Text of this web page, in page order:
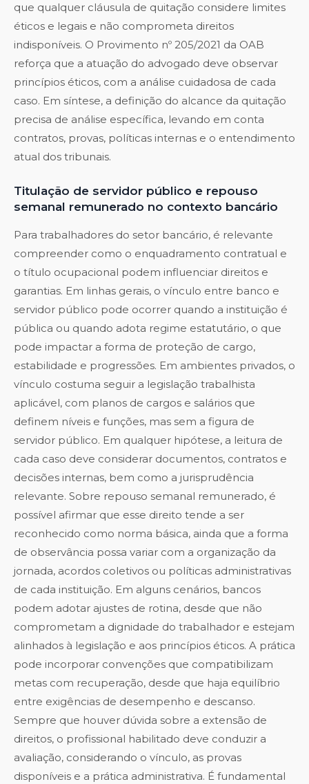
que qualquer cláusula de quitação considere limites
éticos e legais e não comprometa direitos
indisponíveis. O Provimento nº 205/2021 da OAB
reforça que a atuação do advogado deve observar
princípios éticos, com a análise cuidadosa de cada
caso. Em síntese, a definição do alcance da quitação
precisa de análise específica, levando em conta
contratos, provas, políticas internas e o entendimento
atual dos tribunais.
Titulação de servidor público e repouso
semanal remunerado no contexto bancário
Para trabalhadores do setor bancário, é relevante
compreender como o enquadramento contratual e
o título ocupacional podem influenciar direitos e
garantias. Em linhas gerais, o vínculo entre banco e
servidor público pode ocorrer quando a instituição é
pública ou quando adota regime estatutário, o que
pode impactar a forma de proteção de cargo,
estabilidade e progressões. Em ambientes privados, o
vínculo costuma seguir a legislação trabalhista
aplicável, com planos de cargos e salários que
definem níveis e funções, mas sem a figura de
servidor público. Em qualquer hipótese, a leitura de
cada caso deve considerar documentos, contratos e
decisões internas, bem como a jurisprudência
relevante. Sobre repouso semanal remunerado, é
possível afirmar que esse direito tende a ser
reconhecido como norma básica, ainda que a forma
de observância possa variar com a organização da
jornada, acordos coletivos ou políticas administrativas
de cada instituição. Em alguns cenários, bancos
podem adotar ajustes de rotina, desde que não
comprometam a dignidade do trabalhador e estejam
alinhados à legislação e aos princípios éticos. A prática
pode incorporar convenções que compatibilizam
metas com recuperação, desde que haja equilíbrio
entre exigências de desempenho e descanso.
Sempre que houver dúvida sobre a extensão de
direitos, o profissional habilitado deve conduzir a
avaliação, considerando o vínculo, as provas
disponíveis e a prática administrativa. É fundamental